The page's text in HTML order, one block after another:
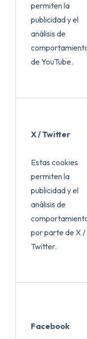
permiten la
publicidad y el
análisis de
de YouTube.
X / Twitter
Estas cookies
permiten la
publicidad y el
análisis de
por parte de X /
Twitter.
Facebook